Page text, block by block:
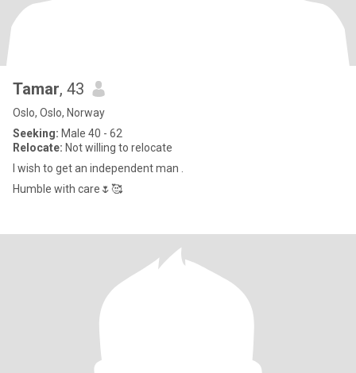
Tamar, 43
Oslo, Oslo, Norway
Seeking: Male 40 - 62
Relocate: Not willing to relocate
I wish to get an independent man .
Humble with care🌷🥰